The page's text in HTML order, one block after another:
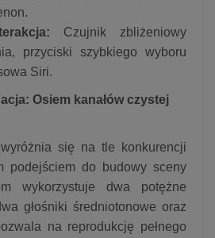
Czujnik zbliżeniowy
przyciski szybkiego wyboru
Siri.
Osiem kanałów czystej
się na tle konkurencji
podejściem do budowy sceny
wykorzystuje dwa potężne
głośniki średniotonowe oraz
na reprodukcję pełnego